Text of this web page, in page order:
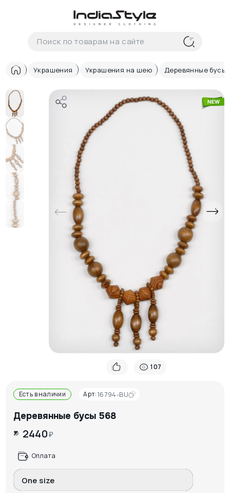
Корзина
В корзиненеттоваров
Корзина покупок пуста..
Украшения Украшения на шею Деревянные бусы
107
Есть в наличии Арт:16794-BU
Деревянные бусы 568
2440₽
Оплата
One size